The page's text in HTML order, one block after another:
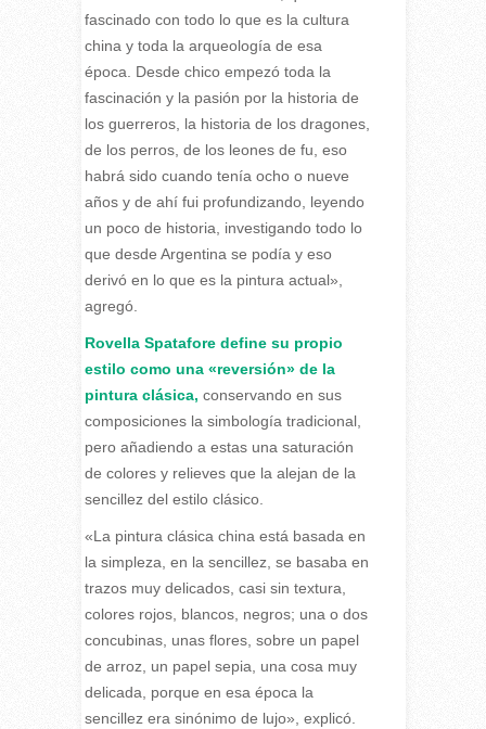
fascinado con todo lo que es la cultura
china y toda la arqueología de esa
época. Desde chico empezó toda la
fascinación y la pasión por la historia de
los guerreros, la historia de los dragones,
de los perros, de los leones de fu, eso
habrá sido cuando tenía ocho o nueve
años y de ahí fui profundizando, leyendo
un poco de historia, investigando todo lo
que desde Argentina se podía y eso
derivó en lo que es la pintura actual»,
agregó.
Rovella Spatafore define su propio
estilo como una «reversión» de la
pintura clásica, conservando en sus
composiciones la simbología tradicional,
pero añadiendo a estas una saturación
de colores y relieves que la alejan de la
sencillez del estilo clásico.
«La pintura clásica china está basada en
la simpleza, en la sencillez, se basaba en
trazos muy delicados, casi sin textura,
colores rojos, blancos, negros; una o dos
concubinas, unas flores, sobre un papel
de arroz, un papel sepia, una cosa muy
delicada, porque en esa época la
sencillez era sinónimo de lujo», explicó.